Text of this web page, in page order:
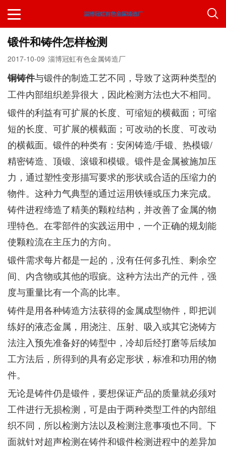
锻件和铸件怎样检测
2017-10-09 淄博冠虹有色金属铸造厂
铜铸件与锻件的制造工艺不同，导致了这两种类型的
工件内部组织差异很大，因此检测方法也大不相同。
锻件的利益有可扩展的长度、可缩短的横截面；可缩
短的长度、可扩展的横截面；可改动的长度、可改动
的横截面。锻件的种类有：安闲铸造/手锻、热模锻/
精密铸造、顶锻、滚锻和模锻。锻件是金属被施加压
力，通过塑性变形描写要求的形状或合适的压缩力的
物件。这种力气典型的通过运用铁锤或压力来完成。
铸件进程缔造了精美的颗粒结构，并改善了金属的物
理特色。在零部件的实践运用中，一个正确的规划能
使颗粒流在主压力的方向。
锻件需求每片都是一起的，没有任何多孔性、剩余空
间、内含物或其他的瑕疵。这种方法出产的元件，强
度与重量比有一个高的比率。
铸件是用各种铸造方法获得的金属成型物件，即把训
练好的液态金属，用浇注、压射、吸入或其它浇铸方
法注入预先准备好的铸型中，冷却后经打磨等后续加
工方法后，所得到的具有必定形状，标准和功用的物
件。
无论是铸件仍是锻件，要想保证产品的质量就必须对
工件进行无损检测，可是由于两种类型工件的内部组
织不同，所以检测方法以及检测注意事项也不同。下
面就针对超声检测在铸件和锻件检测进程中的差异加